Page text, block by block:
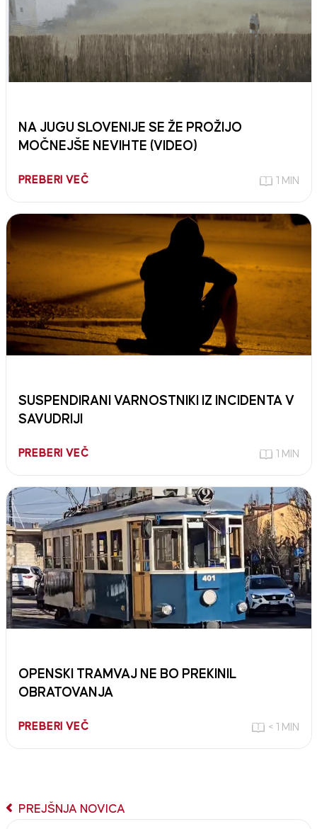
NA JUGU SLOVENIJE SE ŽE PROŽIJO
MOČNEJŠE NEVIHTE (VIDEO)
PREBERI VEČ 1 MIN
SUSPENDIRANI VARNOSTNIKI IZ INCIDENTA V
SAVUDRIJI
PREBERI VEČ 1 MIN
OPENSKI TRAMVAJ NE BO PREKINIL
OBRATOVANJA
PREBERI VEČ < 1 MIN
PREJŠNJA NOVICA